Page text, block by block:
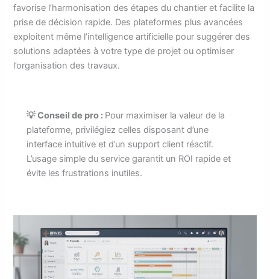
favorise l’harmonisation des étapes du chantier et facilite la
prise de décision rapide. Des plateformes plus avancées
exploitent même l’intelligence artificielle pour suggérer des
solutions adaptées à votre type de projet ou optimiser
l’organisation des travaux.
💡 Conseil de pro : Pour maximiser la valeur de la
plateforme, privilégiez celles disposant d’une
interface intuitive et d’un support client réactif.
L’usage simple du service garantit un ROI rapide et
évite les frustrations inutiles.